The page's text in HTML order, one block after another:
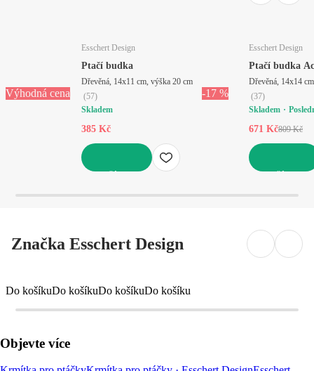
Výhodná cena
Esschert Design
Ptačí budka
Dřevěná, 14x11 cm, výška 20 cm
(57)
Skladem
385 Kč
-17 %
Esschert Design
Ptačí budka
Dřevěná, 14x14
(37)
Skladem
671 Kč809 Kč
Značka Esschert Design
Do košíkuDo košíkuDo košíkuDo košíku
Objevte více